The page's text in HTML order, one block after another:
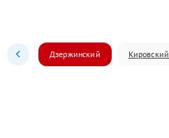
Дзержинский Кировский